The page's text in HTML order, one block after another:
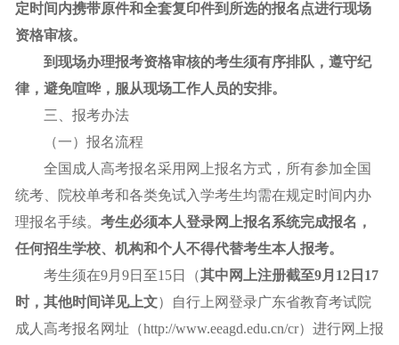
定时间内携带原件和全套复印件到所选的报名点进行现场
资格审核。
到现场办理报考资格审核的考生须有序排队，遵守纪
律， 避免喧哗，服从现场工作人员的安排。
三、报考办法
（一）报名流程
全国成人高考报名采用网上报名方式，所有参加全国
统考、院校单考和各类免试入学考生均需在规定时间内办
理报名手续。 考生必须本人登录网上报名系统完成报名，
任何招生学校、机构和个人不得代替考生本人报考。
考生须在9月9日至15日（其中网上注册截至9月 12日17
时， 其他时间详见上文）自行上网登录广东省教育考试院
成人高考报名网址（http://www.eeagd.edu.cn/cr）进行网上报